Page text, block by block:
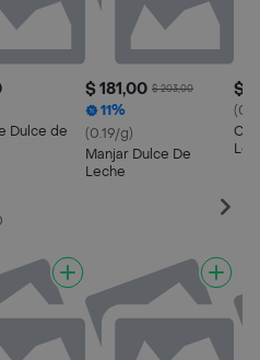
Dulce de
$ 181,00 $ 203,00
11%
(0.19/g)
Manjar Dulce De
Leche
$